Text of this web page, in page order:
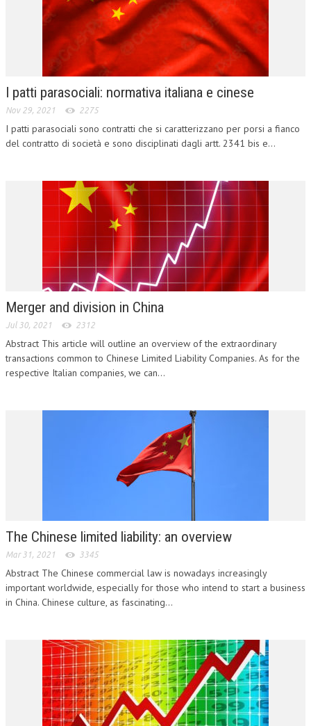
CRIMINOLOGIA TRIBUTARIA
CFC E PARADISI FISCALI
TRANSFER PRICING
PRASSI
TRIBUTARIA
EUROPEA
COSTITUZIONALE
CIVILE
PENALE
NEWS
ARCHIVIO EVENTI (FINO AL 2022)
MANUALI E MONOGRAFIE
TESI DI LAUREA
MATERIALE DIDATTICO
I patti parasociali: normativa italiana e cinese
Nov 29, 2021 2275
I patti parasociali sono contratti che si caratterizzano per porsi a fianco
del contratto di società e sono disciplinati dagli artt. 2341 bis e...
Merger and division in China
Jul 30, 2021 2312
Abstract This article will outline an overview of the extraordinary
transactions common to Chinese Limited Liability Companies. As for the
respective Italian companies, we can...
The Chinese limited liability: an overview
Mar 31, 2021 3345
Abstract The Chinese commercial law is nowadays increasingly
important worldwide, especially for those who intend to start a business
in China. Chinese culture, as fascinating...